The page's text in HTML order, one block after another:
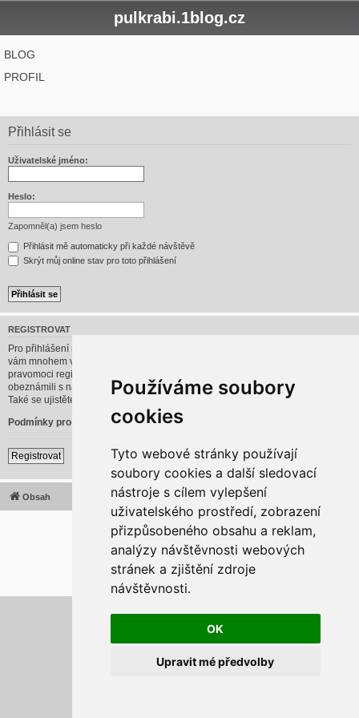
Používáme soubory
cookies
Tyto webové stránky používají
soubory cookies a další sledovací
nástroje s cílem vylepšení
uživatelského prostředí, zobrazení
přizpůsobeného obsahu a reklam,
analýzy návštěvnosti webových
stránek a zjištění zdroje
návštěvnosti.
OK
Upravit mé předvolby
pulkrabi.1blog.cz
BLOG
PROFIL
Přihlásit se
Uživatelské jméno:
Heslo:
Zapomněl(a) jsem heslo
Přihlásit mě automaticky při každé návštěvě
Skrýt můj online stav pro toto přihlášení
REGISTROVAT
Pro přihlášení musíte být registrován/a. Registrace trvá jen pár vteřin a dává
vám mnohem větší možnosti. Administrátor blogu též může dávat rozšířené
pravomoci registrovaným uživatelům. Před registrací se ujistěte, že jste se
obeznámili s našimi podmínkami pro použití a s dalšími pravidly a ujednáními.
Také se ujistěte, že si přečtete jakákoliv pravidla, která se na fóru objeví.
Podmínky pro užívání
|Ochrana soukromí
Registrovat
Obsah Všechny časy jsou v
2020 © ASTRA - CZ s.r.o.
Založeno naphpBB® Forum Software © phpBB Limited
Český překlad –phpBB.cz
Optimized by:phpBB SEO